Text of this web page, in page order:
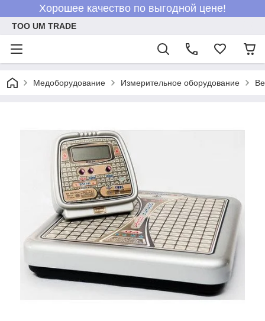
Хорошее качество по выгодной цене!
ТОО UM TRADE
Медоборудование Измерительное оборудование